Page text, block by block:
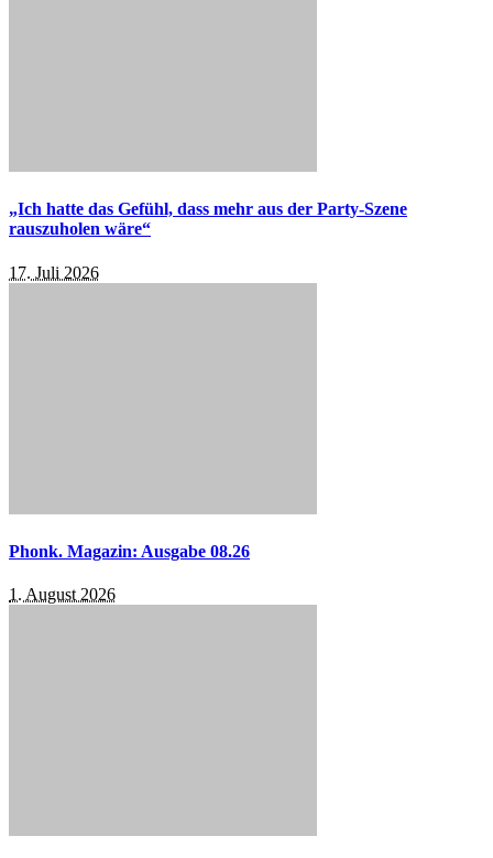
„Ich hatte das Gefühl, dass mehr aus der Party-Szene
rauszuholen wäre“
17. Juli 2026
Phonk. Magazin: Ausgabe 08.26
1. August 2026